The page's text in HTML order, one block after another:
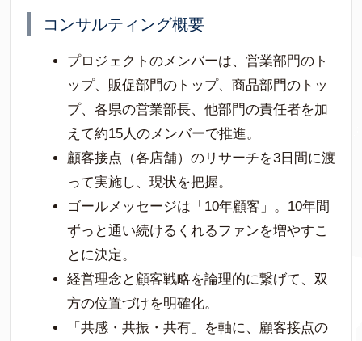
コンサルティング概要
プロジェクトのメンバーは、営業部門のト
ップ、販促部門のトップ、商品部門のトッ
プ、各県の営業部長、他部門の責任者を加
えて約15人のメンバーで推進。
顧客接点（各店舗）のリサーチを3日間に渡
って実施し、現状を把握。
ゴールメッセージは「10年顧客」。10年間
ずっと通い続けるくれるファンを増やすこ
とに決定。
経営理念と顧客戦略を論理的に繋げて、双
方の位置づけを明確化。
「共感・共振・共有」を軸に、顧客接点の